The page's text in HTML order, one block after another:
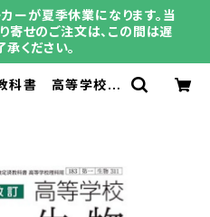
が夏季休業になります。当
寄せのご注文は、この間は遅
承ください。